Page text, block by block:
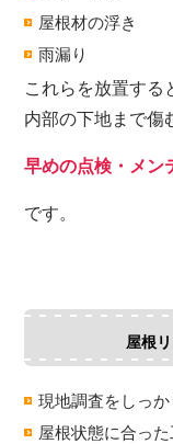
屋根材の浮き
雨漏り
これらを放置する
内部の下地まで傷
早めの点検・メン
です。
屋根
現地調査をしっか
屋根状態に合っ